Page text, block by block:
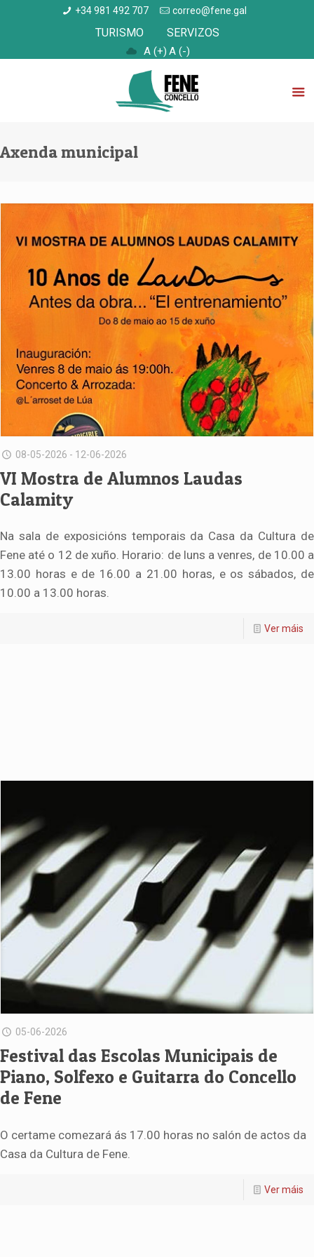
+34 981 492 707 correo@fene.gal
TURISMO SERVIZOS
A (+) A (-)
Axenda municipal
08-05-2026 - 12-06-2026
VI Mostra de Alumnos Laudas
Calamity
Na sala de exposicións temporais da Casa da Cultura de
Fene até o 12 de xuño. Horario: de luns a venres, de 10.00 a
13.00 horas e de 16.00 a 21.00 horas, e os sábados, de
10.00 a 13.00 horas.
Ver máis
05-06-2026
Festival das Escolas Municipais de
Piano, Solfexo e Guitarra do Concello
de Fene
O certame comezará ás 17.00 horas no salón de actos da
Casa da Cultura de Fene.
Ver máis